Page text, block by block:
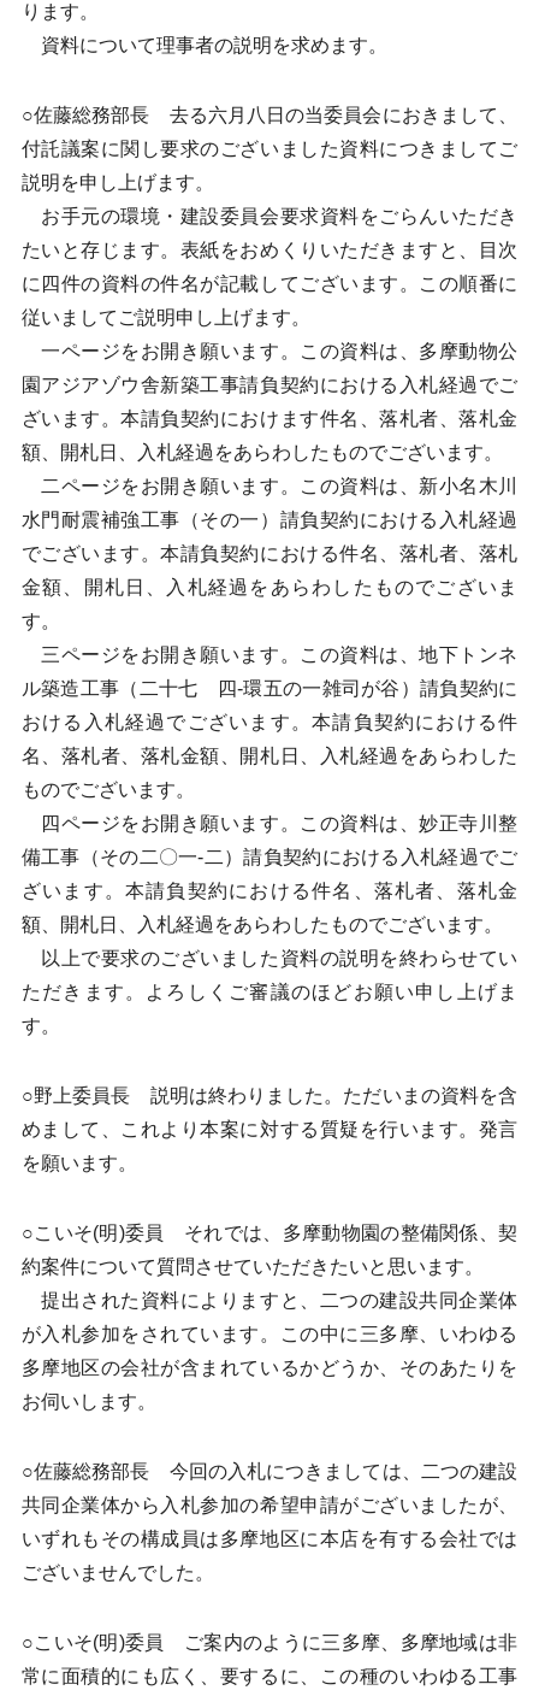
ります。
資料について理事者の説明を求めます。
○佐藤総務部長 去る六月八日の当委員会におきまして、
付託議案に関し要求のございました資料につきましてご
説明を申し上げます。
お手元の環境・建設委員会要求資料をごらんいただき
たいと存じます。表紙をおめくりいただきますと、目次
に四件の資料の件名が記載してございます。この順番に
従いましてご説明申し上げます。
一ページをお開き願います。この資料は、多摩動物公
園アジアゾウ舎新築工事請負契約における入札経過でご
ざいます。本請負契約におけます件名、落札者、落札金
額、開札日、入札経過をあらわしたものでございます。
二ページをお開き願います。この資料は、新小名木川
水門耐震補強工事（その一）請負契約における入札経過
でございます。本請負契約における件名、落札者、落札
金額、開札日、入札経過をあらわしたものでございま
す。
三ページをお開き願います。この資料は、地下トンネ
ル築造工事（二十七 四-環五の一雑司が谷）請負契約に
おける入札経過でございます。本請負契約における件
名、落札者、落札金額、開札日、入札経過をあらわした
ものでございます。
四ページをお開き願います。この資料は、妙正寺川整
備工事（その二〇一-二）請負契約における入札経過でご
ざいます。本請負契約における件名、落札者、落札金
額、開札日、入札経過をあらわしたものでございます。
以上で要求のございました資料の説明を終わらせてい
ただきます。よろしくご審議のほどお願い申し上げま
す。
○野上委員長 説明は終わりました。ただいまの資料を含
めまして、これより本案に対する質疑を行います。発言
を願います。
○こいそ(明)委員 それでは、多摩動物園の整備関係、契
約案件について質問させていただきたいと思います。
提出された資料によりますと、二つの建設共同企業体
が入札参加をされています。この中に三多摩、いわゆる
多摩地区の会社が含まれているかどうか、そのあたりを
お伺いします。
○佐藤総務部長 今回の入札につきましては、二つの建設
共同企業体から入札参加の希望申請がございましたが、
いずれもその構成員は多摩地区に本店を有する会社では
ございませんでした。
○こいそ(明)委員 ご案内のように三多摩、多摩地域は非
常に面積的にも広く、要するに、この種のいわゆる工事